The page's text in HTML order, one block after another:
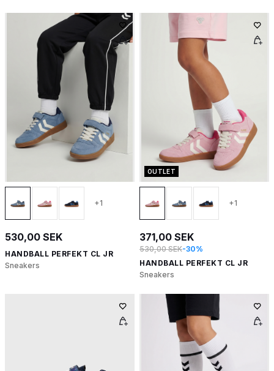
+1
530,00 SEK
HANDBALL PERFEKT CL JR
Sneakers
OUTLET
+1
371,00 SEK
530,00 SEK-30%
HANDBALL PERFEKT CL JR
Sneakers